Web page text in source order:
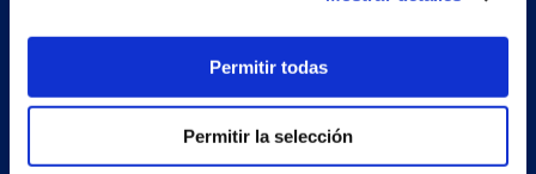
Permitir todas
Permitir la selección
Nave auxiliar